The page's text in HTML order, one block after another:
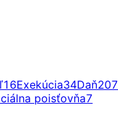
16Exekúcia34Daň207
poisťovňa7